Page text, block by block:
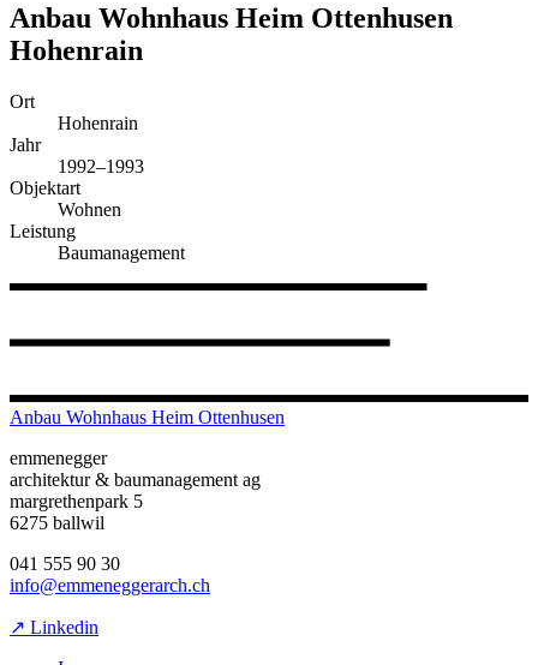
Anbau Wohnhaus Heim Ottenhusen
Hohenrain
Ort
Hohenrain
Jahr
1992–1993
Objektart
Wohnen
Leistung
Baumanagement
Anbau Wohnhaus Heim Ottenhusen
emmenegger
architektur & baumanagement ag
margrethenpark 5
6275 ballwil
041 555 90 30
info@emmeneggerarch.ch
↗ Linkedin